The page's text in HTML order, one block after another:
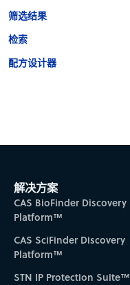
筛选结果
检索
配方设计器
解决方案
CAS BioFinder Discovery
Platform™
CAS SciFinder Discovery
Platform™
STN IP Protection Suite™